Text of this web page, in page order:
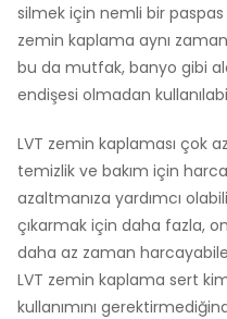
silmek için nemli bir paspas
zemin kaplama aynı
bu da mutfak, banyo gibi
endişesi olmadan
LVT zemin kaplaması çok
temizlik ve bakım için
azaltmanıza yardımcı
çıkarmak için daha fazla,
daha az zaman
LVT zemin kaplama sert
kullanımını